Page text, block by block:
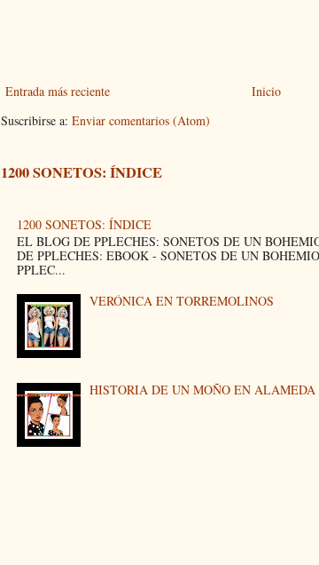
Entrada más reciente
Inicio
Suscribirse a: Enviar comentarios (Atom)
1200 SONETOS: ÍNDICE
1200 SONETOS: ÍNDICE
EL BLOG DE PPLECHES: SONETOS DE UN
DE PPLECHES: EBOOK - SONETOS DE UN
PPLEC...
VERÓNICA EN TORREMOLINOS
HISTORIA DE UN MOÑO EN ALAMEDA